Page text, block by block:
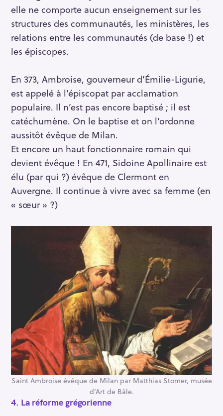
elle ne comporte aucun enseignement sur les
structures des communautés, les ministères, les
relations entre les communautés (de base !) et
les épiscopes.
En 373, Ambroise, gouverneur d’Émilie-Ligurie,
est appelé à l’épiscopat par acclamation
populaire. Il n’est pas encore baptisé ; il est
catéchumène. On le baptise et on l’ordonne
aussitôt évêque de Milan.
Et encore un haut fonctionnaire romain qui
devient évêque ! En 471, Sidoine Apollinaire est
élu (par qui ?) évêque de Clermont en
Auvergne. Il continue à vivre avec sa femme (en
« sœur » ?)
Saint Ambroise évêque de Milan par Matthias Stomer, musée
d’Art de Bâle.
4. La réforme grégorienne